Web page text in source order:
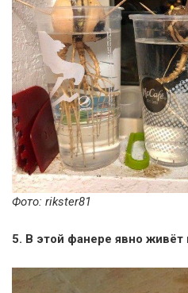
Фото: rikster81
5. В этой фанере явно живёт